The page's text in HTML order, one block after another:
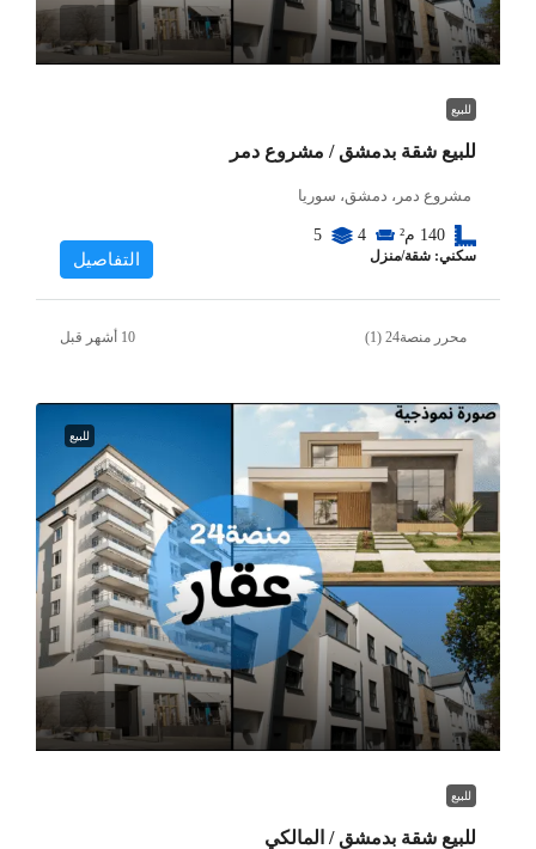
للبيع
للبيع شقة بدمشق / مشروع دمر
مشروع دمر، دمشق، سوريا
140 م² 4
5
سكني: شقة/منزل التفاصيل
محرر منصة24 (1)
للبيع
للبيع
للبيع شقة بدمشق / المالكي